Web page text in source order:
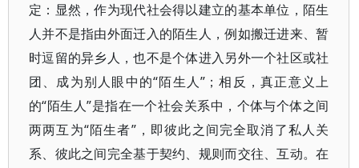
定：显然，作为现代社会得以建立的基本单位，陌生
人并不是指由外面迁入的陌生人，例如搬迁进来、暂
时逗留的异乡人，也不是个体进入另外一个社区或社
团、成为别人眼中的“陌生人”；相反，真正意义上
的“陌生人”是指在一个社会关系中，个体与个体之间
两两互为“陌生者”，即彼此之间完全取消了私人关
系、彼此之间完全基于契约、规则而交往、互动。在